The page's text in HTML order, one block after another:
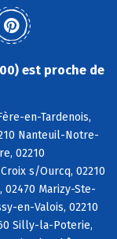
est proche de
en-Tardenois,
Nanteuil-Notre-
02210
s/Ourcq, 02210
02470 Marizy-Ste-
en-Valois, 02210
Silly-la-Poterie,